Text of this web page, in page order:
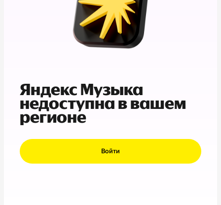
Яндекс Музыка
недоступна в вашем
регионе
Войти